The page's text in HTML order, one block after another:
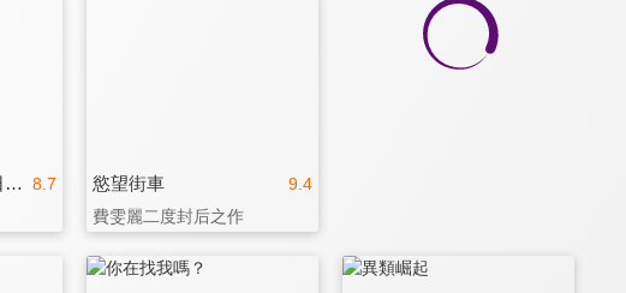
8.7
夏日驚魂(又名：夏日痴魂) 9.4
慾望街車
費雯麗二度封后之作